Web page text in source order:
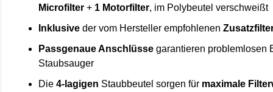
Microfilter + 1 Motorfilter, im Polybeutel verschweißt
Inklusive der vom Hersteller empfohlenen
Passgenaue Anschlüsse garantieren problemlosen
Staubsauger
Die4-lagigen Staubbeutel sorgen für maximale